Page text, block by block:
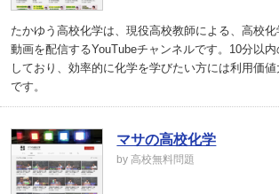
たかゆう高校化学は、現役高校教師による、高校
動画を配信するYouTubeチャンネルです。10分以
しており、効率的に化学を学びたい方には利用価
です。
マサの高校化学
by 高校無料問題